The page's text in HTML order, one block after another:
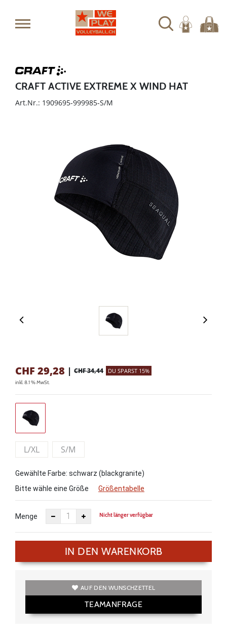
CRAFT ACTIVE EXTREME X WIND HAT
Art.Nr.: 1909695-999985-S/M
CHF 29,28 | CHF 34,44 DU SPARST 15%
inkl. 8.1 % MwSt.
L/XL S/M
Gewählte Farbe: schwarz (blackgranite)
Bitte wähle eine Größe
Größentabelle
Menge Nicht länger verfügbar
IN DEN WARENKORB
AUF DEN WUNSCHZETTEL
TEAMANFRAGE